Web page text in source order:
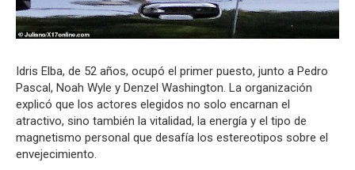
Idris Elba, de 52 años, ocupó el primer puesto, junto a Pedro
Pascal, Noah Wyle y Denzel Washington. La organización
explicó que los actores elegidos no solo encarnan el
atractivo, sino también la vitalidad, la energía y el tipo de
magnetismo personal que desafía los estereotipos sobre el
envejecimiento.